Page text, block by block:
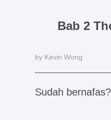
Bab 2
by Kevin Wong
Sudah